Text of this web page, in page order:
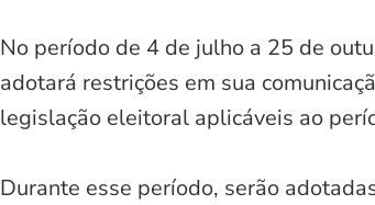
No período de 4 de julho a 25 de
adotará restrições em sua
legislação eleitoral aplicáveis ao
Durante esse período, serão